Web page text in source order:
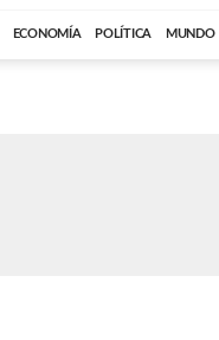
ECONOMÍA POLÍTICA MUNDO